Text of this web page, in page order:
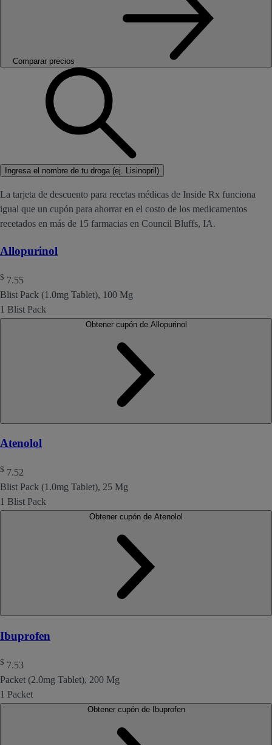
Comparar precios
Ingresa el nombre de tu droga (ej. Lisinopril)
La tarjeta de descuento para recetas médicas de Inside Rx funciona
igual que un cupón para ahorrar en el costo de los medicamentos
recetados en más de 15 farmacias en Council Bluffs, IA.
Allopurinol
$ 7.55
Blist Pack (1.0mg Tablet), 100 Mg
1 Blist Pack
Atenolol
$ 7.52
Blist Pack (1.0mg Tablet), 25 Mg
1 Blist Pack
Ibuprofen
$ 7.53
Packet (2.0mg Tablet), 200 Mg
1 Packet
Obtener cupón de Ibuprofen